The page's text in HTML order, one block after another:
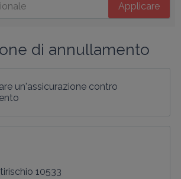
Applicare
di annullamento
un'assicurazione contro
10533